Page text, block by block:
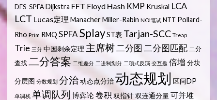
DFS-SPFADijkstra FFT Floyd Hash KMP Kruskal LCA
LCT Lucas定理 ManacherMiller-Rabin NOI笔试 NTT Pollard-
Rho Prim RMQ SPFASplayST表 Tarjan-SCC Treap
Trie 三分 中国剩余定理 主席树二分图 二分图匹配 二分
查找二分答案 二维差分 二进制划分 二项式反演 交互题 倍增 分块
分层图 分数规划 分治动态点分治动态规划 区间DP
单调栈 单调队列 博弈论卷积 双指针双连通分量可并堆